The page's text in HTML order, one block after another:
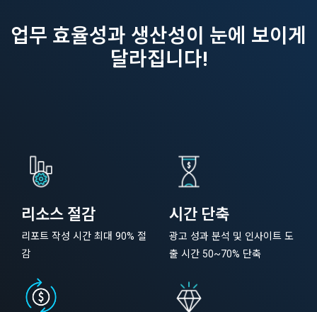
업무 효율성과 생산성이 눈에 보이게
달라집니다!
리소스 절감
리포트 작성 시간 최대 90% 절
감
시간 단축
광고 성과 분석 및 인사이트 도
출 시간 50~70% 단축